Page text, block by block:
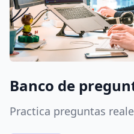
Banco de
Practica preguntas